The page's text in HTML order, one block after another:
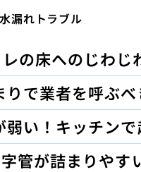
漏れトラブル
レの床へのじわ
で業者を呼ぶ
弱い！キッチン
管が詰まりやす